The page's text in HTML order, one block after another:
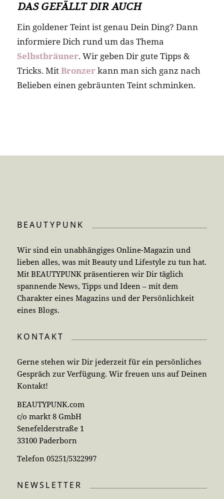
DAS GEFÄLLT DIR AUCH
Ein goldener Teint ist genau Dein Ding? Dann
informiere Dich rund um das Thema
Selbstbräuner. Wir geben Dir gute Tipps &
Tricks. MitBronzerkann man sich ganz nach
Belieben einen gebräunten Teint schminken.
BEAUTYPUNK
Wir sind ein unabhängiges Online-Magazin und
lieben alles, was mit Beauty und Lifestyle zu tun hat.
Mit BEAUTYPUNK präsentieren wir Dir täglich
spannende News, Tipps und Ideen – mit dem
Charakter eines Magazins und der Persönlichkeit
eines Blogs.
KONTAKT
Gerne stehen wir Dir jederzeit für ein persönliches
Gespräch zur Verfügung. Wir freuen uns auf Deinen
Kontakt!
BEAUTYPUNK.com
c/o markt 8 GmbH
Senefelderstraße 1
33100 Paderborn
Telefon 05251/5322997
NEWSLETTER